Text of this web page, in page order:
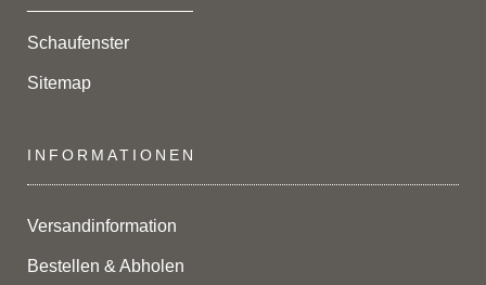
Schaufenster
Sitemap
INFORMATIONEN
Versandinformation
Bestellen & Abholen